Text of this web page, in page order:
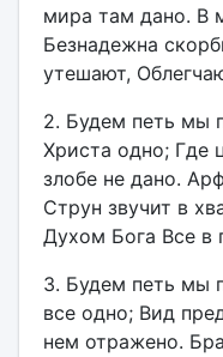
мира там дано. В
Безнадежна
утешают,
2. Будем петь мы
Христа одно; Где
злобе не дано.
Струн звучит в
Духом Бога Все в
3. Будем петь мы
все одно; Вид
нем отражено.